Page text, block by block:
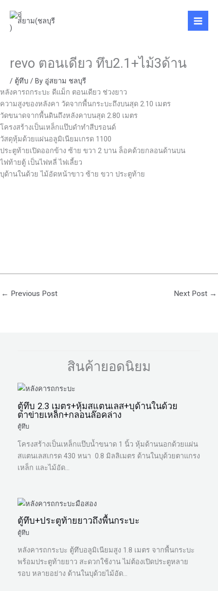
content
revo ตอนเดียว ทึบ2.1+ไม้3ด้าน
/ ตู้ทึบ / By อู่สยาม ชลบุรี
หลังคารถกระบะ ดีแม็ก ตอนเดียว ช่วงยาว
ความสูงของหลังคา วัดจากพื้นกระบะถึงบนสุด 2.10 เมตร
วัดขนาดจากพื้นดินถึงหลังคาบนสุด 2.80 เมตร
โครงสร้างเป็นเหล็กแป๊บดำทำสีบรอนด์
วัสดุหุ้มด้วยแผ่นอลูมิเนียมเกรด 1100
ประตูท้ายเปิดออกข้าง ซ้าย ขวา 2 บาน ล็อคด้วยกลอนด้านบน
ไฟท้ายตู้ เป็นไฟหลี่ ไฟเลี้ยว
บุด้านในด้วย ไม้อัดหน้าขาว ซ้าย ขวา ประตูท้าย
← Previous Post Next Post →
สินค้ายอดนิยม
ตู้ทึบ 2.3 เมตร+หุ้มสแตนเลส+บุด้านในด้วย
ตาข่ายเหล็ก+กลอนล๊อคล่าง
ตู้ทึบ
โครงสร้างเป็นเหล็กแป๊บน้ำขนาด 1 นิ้ว หุ้มด้านนอกด้วยแผ่น
สแตนเลสเกรด 430 หนา 0.8 มิลลิเมตร ด้านในบุด้วยตาแกรง
เหล็ก และไม้อัด…
ตู้ทึบ+ประตูท้ายยาวถึงพื้นกระบะ
ตู้ทึบ
หลังคารถกระบะ ตู้ทึบอลูมิเนียมสูง 1.8 เมตร จากพื้นกระบะ
พร้อมประตูท้ายยาว สะดวกใช้งาน ไม่ต้องเปิดประตูหลาย
รอบ หลายอย่าง ด้านในบุด้วยไม้อัด…